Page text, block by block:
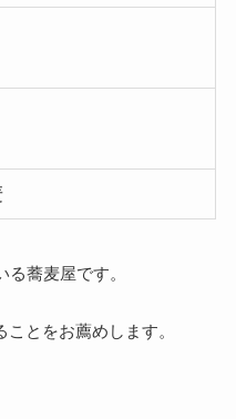
蕎麦屋です。
とをお薦めします。